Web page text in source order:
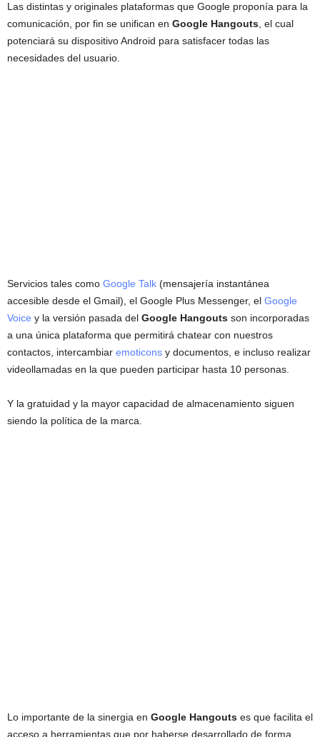
Las distintas y originales plataformas que Google proponía para la
comunicación, por fin se unifican en Google Hangouts, el cual
potenciará su dispositivo Android para satisfacer todas las
necesidades del usuario.
Servicios tales como Google Talk (mensajería instantánea
accesible desde el Gmail), el Google Plus Messenger, el Google
Voice y la versión pasada del Google Hangouts son incorporadas
a una única plataforma que permitirá chatear con nuestros
contactos, intercambiar emoticons y documentos, e incluso realizar
videollamadas en la que pueden participar hasta 10 personas.
Y la gratuidad y la mayor capacidad de almacenamiento siguen
siendo la política de la marca.
Lo importante de la sinergia en Google Hangouts es que facilita el
acceso a herramientas que por haberse desarrollado de forma